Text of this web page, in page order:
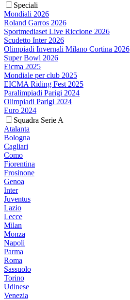
Speciali
Mondiali 2026
Roland Garros 2026
Sportmediaset Live Riccione 2026
Scudetto Inter 2026
Olimpiadi Invernali Milano Cortina 2026
Super Bowl 2026
Eicma 2025
Mondiale per club 2025
EICMA Riding Fest 2025
Paralimpiadi Parigi 2024
Olimpiadi Parigi 2024
Euro 2024
Squadra Serie A
Atalanta
Bologna
Cagliari
Como
Fiorentina
Frosinone
Genoa
Inter
Juventus
Lazio
Lecce
Milan
Monza
Napoli
Parma
Roma
Sassuolo
Torino
Udinese
Venezia